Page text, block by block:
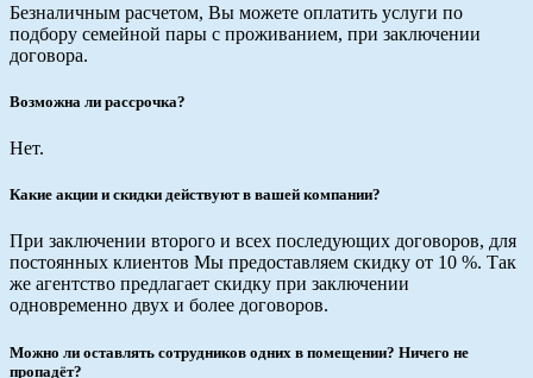
Безналичным расчетом, Вы можете оплатить услуги по
подбору семейной пары с проживанием, при заключении
договора.
Возможна ли рассрочка?
Нет.
Какие акции и скидки действуют в вашей компании?
При заключении второго и всех последующих договоров, для
постоянных клиентов Мы предоставляем скидку от 10 %. Так
же агентство предлагает скидку при заключении
одновременно двух и более договоров.
Можно ли оставлять сотрудников одних в помещении? Ничего не
пропадёт?